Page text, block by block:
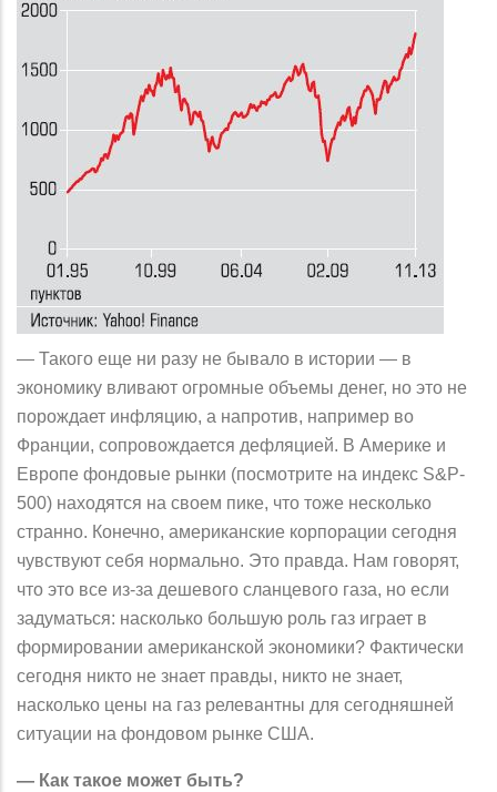
— Такого еще ни разу не бывало в истории — в
экономику вливают огромные объемы денег, но это не
порождает инфляцию, а напротив, например во
Франции, сопровождается дефляцией. В Америке и
Европе фондовые рынки (посмотрите на индекс S&P-
500) находятся на своем пике, что тоже несколько
странно. Конечно, американские корпорации сегодня
чувствуют себя нормально. Это правда. Нам говорят,
что это все из-за дешевого сланцевого газа, но если
задуматься: насколько большую роль газ играет в
формировании американской экономики? Фактически
сегодня никто не знает правды, никто не знает,
насколько цены на газ релевантны для сегодняшней
ситуации на фондовом рынке США.
— Как такое может быть?